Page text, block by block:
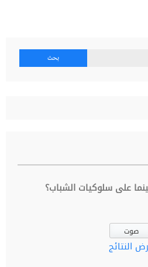
على سلوكيات الشباب؟
النتائج